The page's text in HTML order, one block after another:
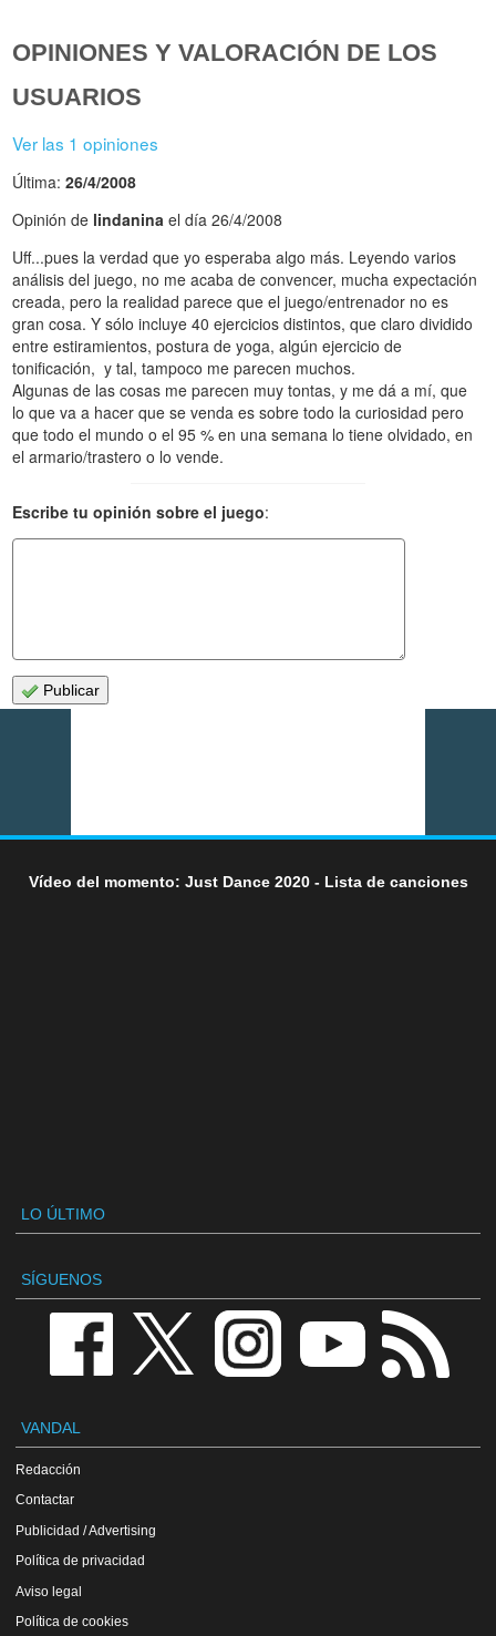
OPINIONES Y VALORACIÓN DE LOS
USUARIOS
Ver las 1 opiniones
Última:26/4/2008
Opinión de lindanina el día 26/4/2008
Uff...pues la verdad que yo esperaba algo más. Leyendo varios
análisis del juego, no me acaba de convencer, mucha expectación
creada, pero la realidad parece que el juego/entrenador no es
gran cosa. Y sólo incluye 40 ejercicios distintos, que claro dividido
entre estiramientos, postura de yoga, algún ejercicio de
tonificación, y tal, tampoco me parecen muchos.
Algunas de las cosas me parecen muy tontas, y me dá a mí, que
lo que va a hacer que se venda es sobre todo la curiosidad pero
que todo el mundo o el 95 % en una semana lo tiene olvidado, en
el armario/trastero o lo vende.
Escribe tu opinión sobre el juego:
Publicar
Vídeo del momento: Just Dance 2020 - Lista de canciones
LO ÚLTIMO
SÍGUENOS
VANDAL
Redacción
Contactar
Publicidad / Advertising
Política de privacidad
Aviso legal
Política de cookies